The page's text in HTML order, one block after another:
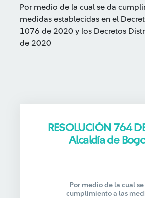
Por medio de la cual se da
medidas establecidas en el
1076 de 2020 y los Decretos
de 2020
RESOLUCIÓN 764
Alcaldía de
Por medio de la cual se
cumplimiento a las